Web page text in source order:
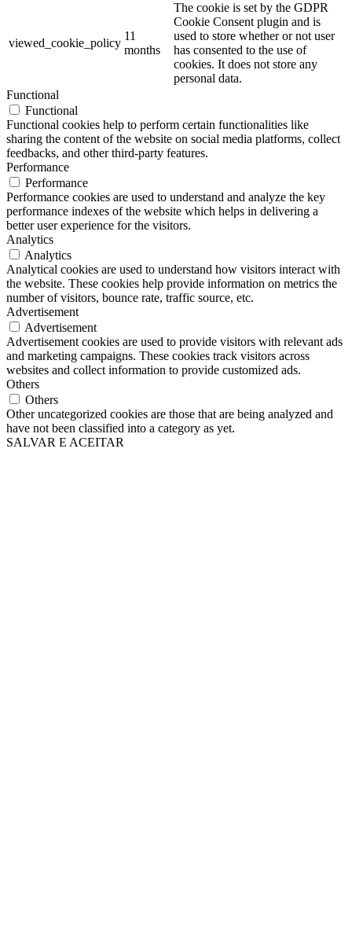
viewed_cookie_policy
11
months
The cookie is set by the GDPR
Cookie Consent plugin and is
used to store whether or not user
has consented to the use of
cookies. It does not store any
personal data.
Functional
Functional
Functional cookies help to perform certain functionalities like
sharing the content of the website on social media platforms, collect
feedbacks, and other third-party features.
Performance
Performance
Performance cookies are used to understand and analyze the key
performance indexes of the website which helps in delivering a
better user experience for the visitors.
Analytics
Analytics
Analytical cookies are used to understand how visitors interact with
the website. These cookies help provide information on metrics the
number of visitors, bounce rate, traffic source, etc.
Advertisement
Advertisement
Advertisement cookies are used to provide visitors with relevant ads
and marketing campaigns. These cookies track visitors across
websites and collect information to provide customized ads.
Others
Others
Other uncategorized cookies are those that are being analyzed and
have not been classified into a category as yet.
SALVAR E ACEITAR